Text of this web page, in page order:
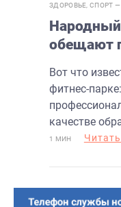
ЗДОРОВЬЕ ,СПОРТ —
обещают
Вот что
фитнес-
качестве
1 МИН Читать